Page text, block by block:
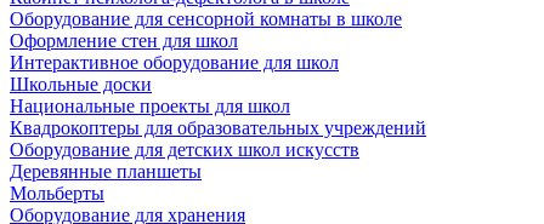
Оборудование для сенсорной комнаты в школе
Оформление стен для школ
Интерактивное оборудование для школ
Школьные доски
Национальные проекты для школ
Квадрокоптеры для образовательных учреждений
Оборудование для детских школ искусств
Деревянные планшеты
Мольберты
Оборудование для хранения